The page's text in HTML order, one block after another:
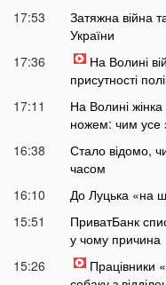
17:53
Затяжна війна
України
17:36
На Волині
присутності
17:11
На Волині
ножем: чим усе
16:38
Стало відомо,
часом
16:10
До Луцька «на
15:51
ПриватБанк
у чому причина
15:26
Працівники